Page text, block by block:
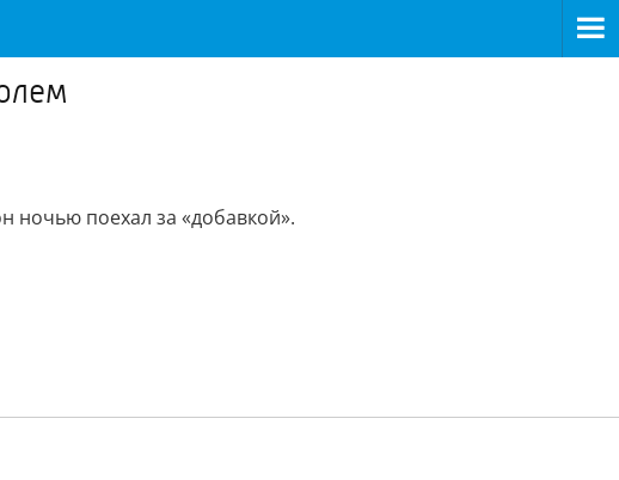
ночью поехал за «добавкой».